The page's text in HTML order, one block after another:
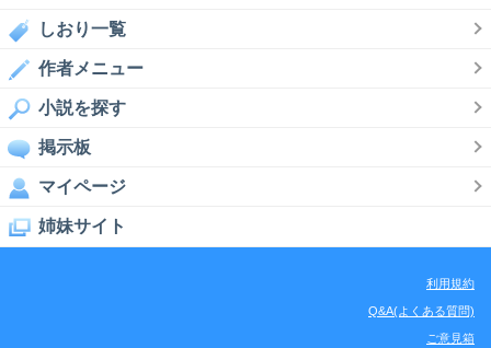
しおり一覧
作者メニュー
小説を探す
掲示板
マイページ
姉妹サイト
利用規約
Q&A(よくある質問)
ご意見箱